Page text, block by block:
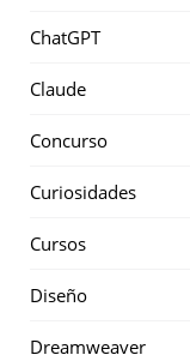
ChatGPT
Claude
Concurso
Curiosidades
Cursos
Diseño
Dreamweaver